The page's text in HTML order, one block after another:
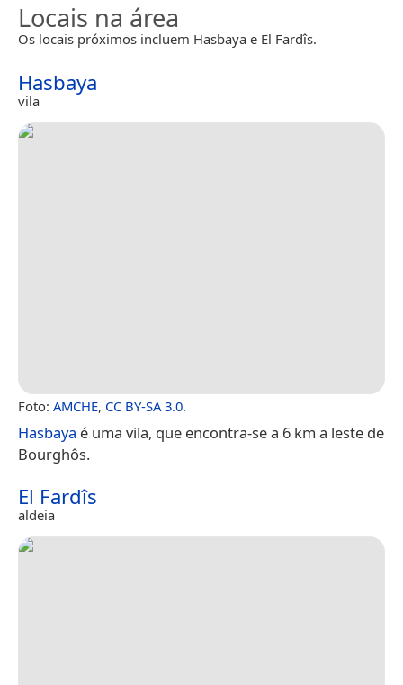
Locais na área
Os locais próximos incluem Hasbaya e El Fardîs.
Hasbaya
vila
Foto: AMCHE, CC BY-SA 3.0.
Hasbaya é uma vila, que encontra-se a 6 km a leste de
Bourghôs.
El Fardîs
aldeia